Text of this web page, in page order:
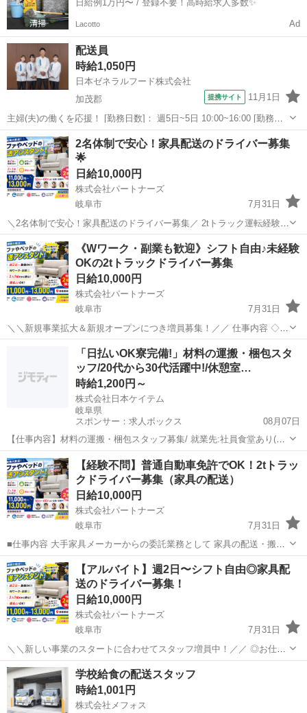
日給例1万円〜 / 登録不要！高時給求人多数✨
Lacotto Ad
配送員
時給1,050円
日本ゼネラルフード株式会社
加茂郡
提携サイト 11月1日
主婦(夫)の働くを応援！ [勤務日数]： 週5日~5日 10:00~16:00 [勤務
地・最寄駅]： 岐阜県加茂郡八百津町八百津3321-2 日本ゼネラルフー
ド株式会社 八百津町学校給食共同調理場_0359 御嵩口駅自...
岐阜 加茂郡 配送
2名体制で安心！家具配送のドライバー募集
🌟
日給10,000円
株式会社パートナーズ
岐阜市
7月31日
＼2名体制で安心！家具配送のドライバー募集／ 2tトラック運転経験が
活かせる！未経験も大歓迎◎ 【業務内容】 ・大手家具メーカーからの
委託配送業務 ・お客様宅へ家具の配送＋組立＋接客業務 ・2人1組で対
応 ...
岐阜 岐阜市 トラック
《Wワーク・副業も歓迎》シフト自由♪未経験
OKの2tトラックドライバー募集
日給10,000円
株式会社パートナーズ
岐阜市
7月31日
＼＼新規事業拡大＆新規オープンにつき増員募集！／／ 仕事内容 ◇職
種：家具配送（2tトラック運転手） ◇雇用形態：アルバイトまたは正
社員 ◇給与：日給10,000円～12,000円 ◇シフト自由 2人1組...
配送 トラック
「日払いOK寮完備!」材料の運搬・梱包スタ
ッフ/20代から30代活躍中!/休憩室…
時給1,200円～
株式会社日本ケイテム
岐阜県
スポンサー：求人ボックス
08月07日
【仕事内容】材料の運搬・梱包スタッフ募集/ 就業先:社員食堂あり(給
与天引きOK)・休憩室あり・更衣室・ロッカー完備 半導体製造に使う
薬剤を扱う部署で、材料の受け入れや運搬、完成品の梱包を行うお仕
事です。材料を混ぜ合わせる作業や容...
アルバイト・パート
【経験不問】普通自動車免許でOK！2tトラッ
クドライバー募集（家具の配送）
日給10,000円
株式会社パートナーズ
岐阜市
7月31日
■仕事内容 大手家具メーカーからの委託業務として 家具の配送・搬
入・組立を2人1組で行います。 1日あたり3〜10件前後のご家庭を訪問
し ベッド・ソファなどの大型家具を丁寧にお届けします。 ◎チーフと
して以下も...
岐阜 岐阜市 トラック
【アルバイト】週2日〜シフト自由◎家具配
送のドライバー募集！
日給10,000円
株式会社パートナーズ
岐阜市
7月31日
＼＼新しい事業のスタートに合わせてスタッフ増員中！／／ ◎お仕事
の内容 2tトラックで家具を配送するお仕事です。 2人1組で、ソファや
ベッド、机などを個人宅にお届け。 荷物の積み下ろしや補助もお願い
するよ。 何...
岐阜 岐阜市 配送 スタッフ
学校給食の配送スタッフ
時給1,001円
株式会社メフォス